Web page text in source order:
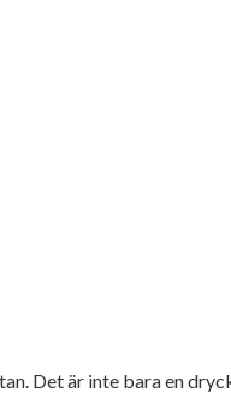
Det är inte bara en